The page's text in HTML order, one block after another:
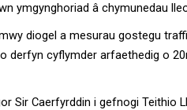
ymgynghoriad â chymunedau
diogel a mesurau gostegu
derfyn cyflymder arfaethedig o
Sir Caerfyrddin i gefnogi